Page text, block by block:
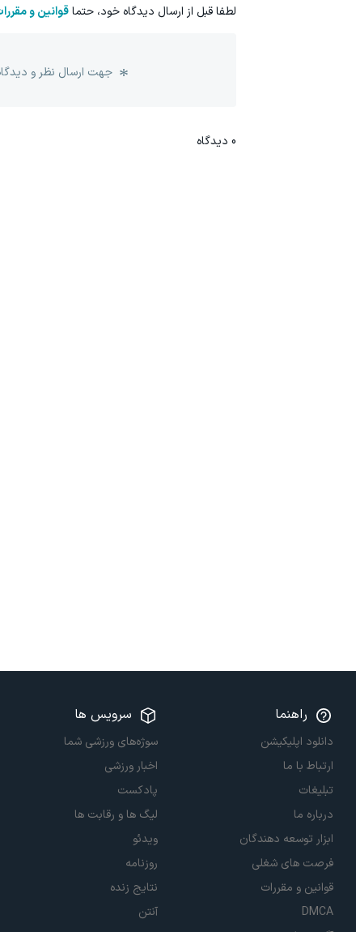
لطفا قبل از ارسال دیدگاه خود، حتماقوانین و
جهت ارسال نظر و
0 دیدگاه
راهنما
دانلود اپلیکیشن
ارتباط با ما
تبلیغات
درباره ما
ابزار توسعه دهندگان
فرصت های شغلی
قوانین و مقررات
DMCA
سرویس ها
سوژه‌های ورزشی شما
اخبار ورزشی
پادکست
لیگ ها و رقابت ها
ویدئو
روزنامه
نتایج زنده
آنتن